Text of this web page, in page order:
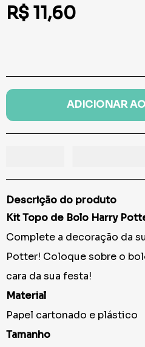
R$ 11,60
ADICIONAR
Descrição do produto
Kit Topo de Bolo Harry
Complete a decoração da
Potter! Coloque sobre o
cara da sua festa!
Material
Papel cartonado e plástico
Tamanho